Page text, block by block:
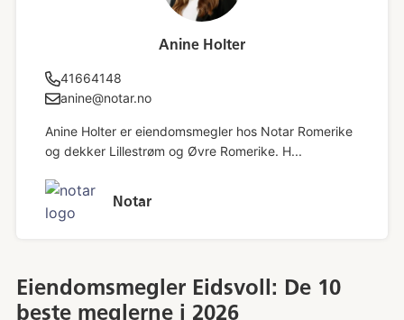
Anine Holter
41664148
anine@notar.no
Anine Holter er eiendomsmegler hos Notar Romerike
og dekker Lillestrøm og Øvre Romerike. H...
Notar
Eiendomsmegler Eidsvoll: De 10
beste meglerne i 2026